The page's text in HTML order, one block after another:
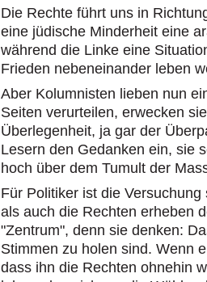
Die Rechte führt uns in
eine jüdische Minderheit eine
während die Linke eine
Frieden nebeneinander leben
Aber Kolumnisten lieben nun
Seiten verurteilen, erwecken
Überlegenheit, ja gar der
Lesern den Gedanken ein, sie
hoch über dem Tumult der
Für Politiker ist die
als auch die Rechten erheben
"Zentrum", denn sie denken:
Stimmen zu holen sind. Wenn
dass ihn die Rechten ohnehin